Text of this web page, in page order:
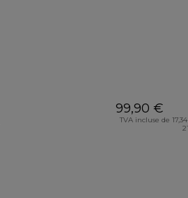
99,90 €
TVA incluse de